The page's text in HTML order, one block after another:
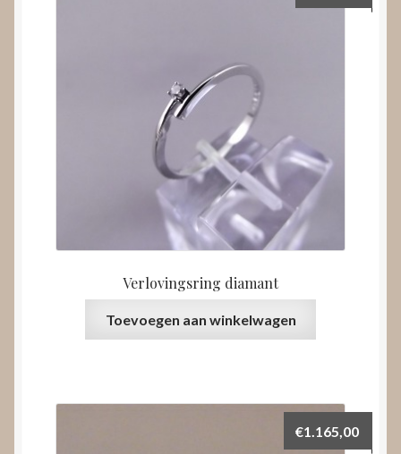
Verlovingsring diamant
Toevoegen aan winkelwagen
€1.165,00